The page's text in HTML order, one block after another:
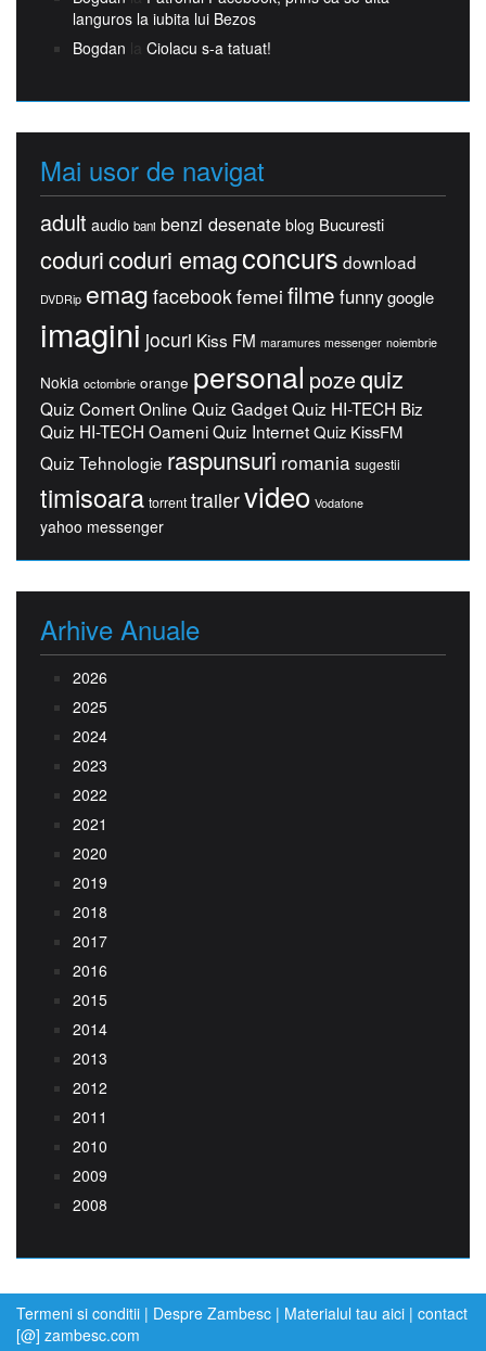
languros la iubita lui Bezos
Bogdan la Ciolacu s-a tatuat!
Mai usor de navigat
adult audio bani benzi desenate blog Bucuresti
coduricoduri emagconcurs download
DVDRip emag facebook femei filme funny google
imagini jocuri Kiss FM maramures messenger noiembrie
Nokia octombrie orange personal pozequiz
Quiz Comert Online Quiz GadgetQuiz HI-TECH Biz
Quiz HI-TECH OameniQuiz Internet Quiz KissFM
Quiz Tehnologie raspunsuri romania sugestii
timisoara torrent trailervideo Vodafone
yahoo messenger
Arhive Anuale
2026
2025
2024
2023
2022
2021
2020
2019
2018
2017
2016
2015
2014
2013
2012
2011
2010
2009
2008
Termeni si conditii | Despre Zambesc | Materialul tau aici | contact
[@] zambesc.com